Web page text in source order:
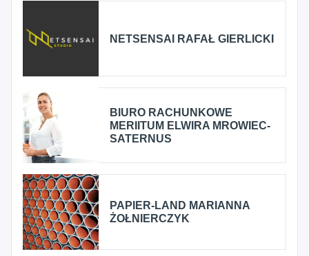
NETSENSAI RAFAŁ GIERLICKI
BIURO RACHUNKOWE
MERIITUM ELWIRA MROWIEC-
SATERNUS
PAPIER-LAND MARIANNA
ŻOŁNIERCZYK